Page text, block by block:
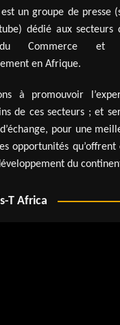
un groupe de presse
dédié aux secteurs
du Commerce
en Afrique.
à promouvoir
de ces secteurs ; et
pour une
opportunités qu’offrent
du
T Africa